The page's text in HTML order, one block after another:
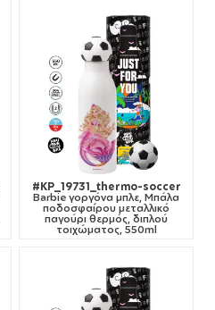
#KP_19731_thermo-soccer
Barbie γοργόνα μπλε, Μπάλα
ποδοσφαίρου μεταλλικό
παγούρι θερμός, διπλού
τοιχώματος, 550ml